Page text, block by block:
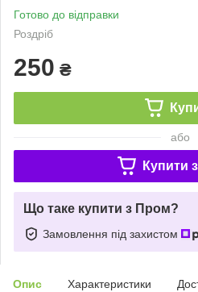
Готово до відправки
Роздріб
250 ₴
або
Купити з
Що таке купити з Пром?
Замовлення під захистом
Опис Характеристики